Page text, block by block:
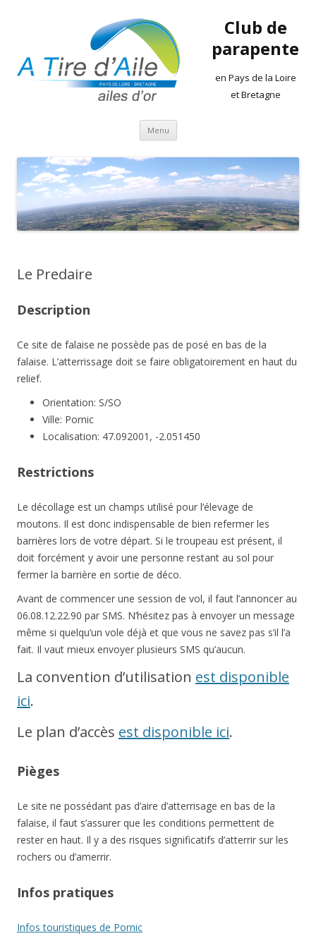
Club de
parapente
en Pays de la Loire
et Bretagne
Menu Aller
contenu
Le Predaire
Description
Ce site de falaise ne possède pas de posé en bas de la
falaise. L’atterrissage doit se faire obligatoirement en haut du
relief.
Orientation: S/SO
Ville: Pornic
Localisation: 47.092001, -2.051450
Restrictions
Le décollage est un champs utilisé pour l’élevage de
moutons. Il est donc indispensable de bien refermer les
barrières lors de votre départ. Si le troupeau est présent, il
doit forcément y avoir une personne restant au sol pour
fermer la barrière en sortie de déco.
Avant de commencer une session de vol, il faut l’annoncer au
06.08.12.22.90 par SMS. N’hésitez pas à envoyer un message
même si quelqu’un vole déjà et que vous ne savez pas s’il l’a
fait. Il vaut mieux envoyer plusieurs SMS qu’aucun.
La convention d’utilisation est disponible
ici.
Le plan d’accès est disponible ici.
Pièges
Le site ne possédant pas d’aire d’atterrisage en bas de la
falaise, il faut s’assurer que les conditions permettent de
rester en haut. Il y a des risques significatifs d’atterrir sur les
rochers ou d’amerrir.
Infos pratiques
Infos touristiques de Pornic